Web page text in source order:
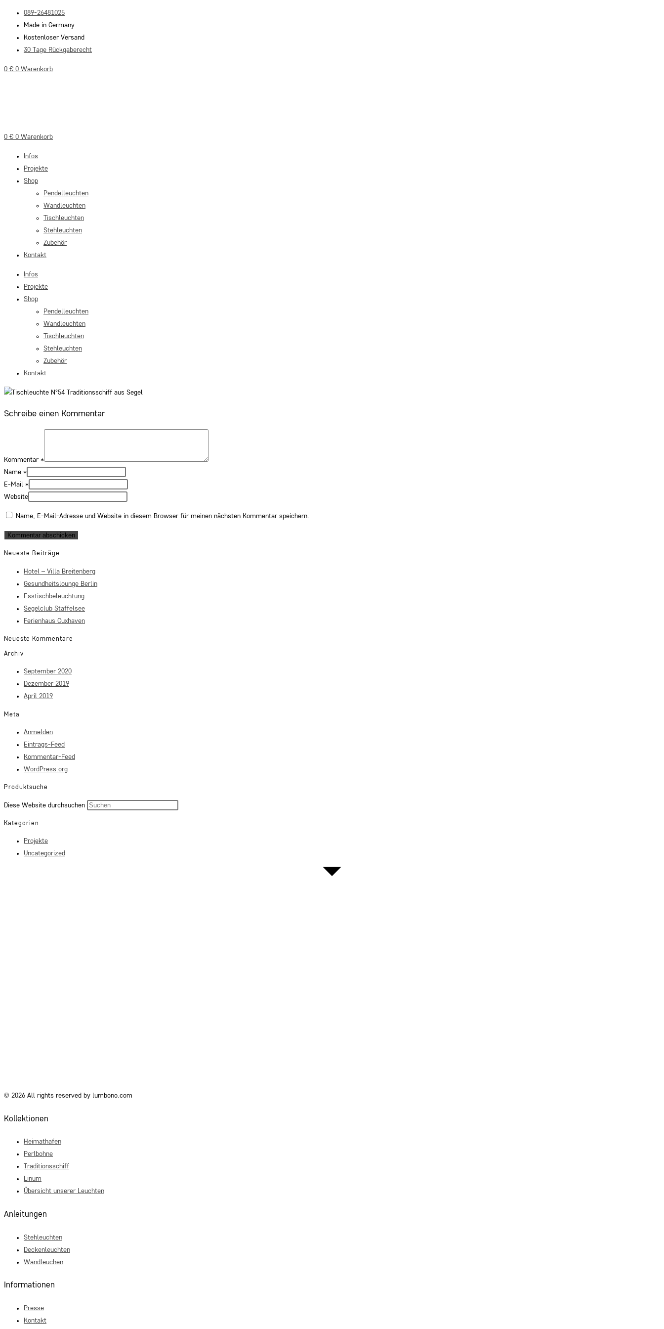
Inhalt
springen
089-26481025
Made in Germany
Kostenloser Versand
30 Tage Rückgaberecht
0 € 0 Warenkorb
0 € 0 Warenkorb
Infos
Projekte
Shop
Pendelleuchten
Wandleuchten
Tischleuchten
Stehleuchten
Zubehör
Kontakt
Infos
Projekte
Shop
Pendelleuchten
Wandleuchten
Tischleuchten
Stehleuchten
Zubehör
Kontakt
Schreibe einen Kommentar
Kommentar *
Name *
E-Mail *
Website
Name, E-Mail-Adresse und Website in diesem Browser für meinen nächsten Kommentar speichern.
Neueste Beiträge
Hotel – Villa Breitenberg
Gesundheitslounge Berlin
Esstischbeleuchtung
Segelclub Staffelsee
Ferienhaus Cuxhaven
Neueste Kommentare
Archiv
September 2020
Dezember 2019
April 2019
Meta
Anmelden
Eintrags-Feed
Kommentar-Feed
WordPress.org
Produktsuche
Diese Website durchsuchen
Kategorien
Projekte
Uncategorized
© 2026 All rights reserved by lumbono.com
Kollektionen
Heimathafen
Perlbohne
Traditionsschiff
Linum
Übersicht unserer Leuchten
Anleitungen
Stehleuchten
Deckenleuchten
Wandleuchen
Informationen
Presse
Kontakt